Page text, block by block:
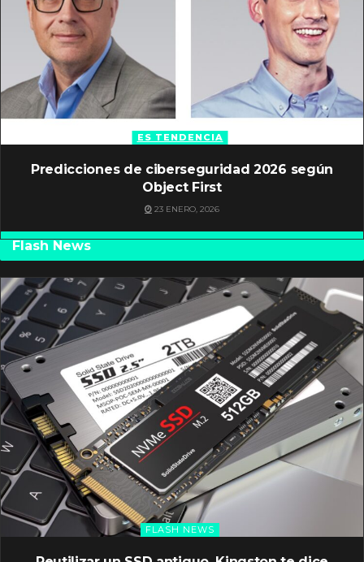
ES TENDENCIA
Predicciones de ciberseguridad 2026 según
Object First
23 ENERO, 2026
Flash News
FLASH NEWS